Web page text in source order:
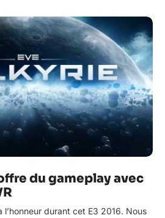
du gameplay avec
l’honneur durant cet E3 2016. Nous